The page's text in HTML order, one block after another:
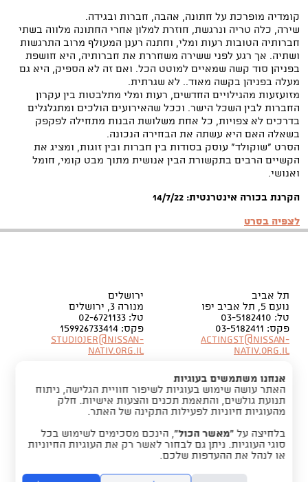
קומדיה מופרכת על חתונה, אהבה, חברות ובגידה.
שירה, כלה טריה ונרגשת, חוזרת למלון אחרי החתונה מלווה בשתי
חברותיה הטובות רעות ומלי, וחתנה רענן המעולף מרוב התרגשות
ושתיה. אך רגע לפני ששירה משחררת את חברותיה, היא חושפת
בפניהן סוד קשה שמאיים למוטט הכל. ואם זה לא הספיק, היא גם
מעלה בפניהן בקשה מאוד.. לא שגרתית.
מזועזעות מהגילויים החדשים, רעות ומלי מתלבטות בין עקרון
החברות לבין השכל הישר. וככל שהאירועים הולכים ומתגלגלים
בדרכים לא צפויות, כל אחת משלושת הבנות מתחילה לפקפק
בשאלה האם היא עשתה את הבחירה הנכונה.
הסרט "שוקולד" עוסק בסודות בין חברות ובין זוגות, ומציג את
הקשיים הרבים בתקשורת הבין אנושית מתוך מבט קומי, חומל
ואנושי.
הקרנת בכורה אינטרנטית: 14/7/22
לצפיה בסרט
תל אביב
נועם 5, תל אביב יפו
טל: 03-5182410
פקס: 03-5182411
Actingst@nissan-
nativ.org.il
ירושלים
מנורה 3, ירושלים
טל: 02-6721133
פקס: 159926733414
Studiojer@nissan-
nativ.org.il
אנחנו משתמשים בעוגיות
האתר עושה שימוש בעוגיות לשיפור חוויית הגלישה, ניתוח
תנועת גולשים, והתאמת תכנים והצעות אישיות. חלק
מהעוגיות חיוניות לפעילות התקינה של האתר.
בלחיצה על “מאשר הכול”, הינכם מסכימים לשימוש בכל
סוגי העוגיות. ניתן גם לבחור לאשר רק את העוגיות החיוניות
או לנהל את ההעדפות שלכם.